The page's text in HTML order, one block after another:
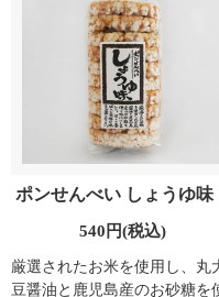
ポンせんべい しょうゆ
540円(税込)
厳選されたお米を使用し、丸
豆醤油と鹿児島産のお砂糖を